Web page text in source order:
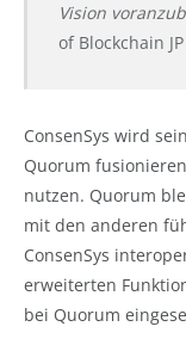
Vision
of Blockchain
ConsenSys wird
Quorum
nutzen. Quorum
mit den anderen
ConsenSys
erweiterten
bei Quorum